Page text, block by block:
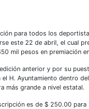
para todos los
este 22 de abril, el cual
mil pesos en premiación
anterior y por su
H. Ayuntamiento dentro
más grande a nivel estatal.
es de $ 250.00 para